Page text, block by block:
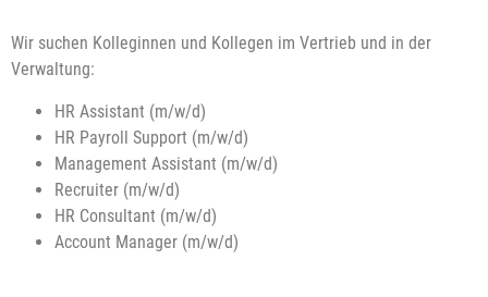
Wir suchen Kolleginnen und Kollegen im Vertrieb und in der
Verwaltung:
HR Assistant (m/w/d)
HR Payroll Support (m/w/d)
Management Assistant (m/w/d)
Recruiter (m/w/d)
HR Consultant (m/w/d)
Account Manager (m/w/d)